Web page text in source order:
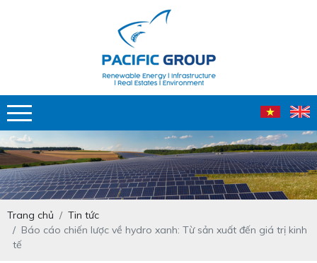
Trang chủ
Tin tức
Báo cáo chiến lược về hydro xanh: Từ sản xuất đến giá trị kinh
tế